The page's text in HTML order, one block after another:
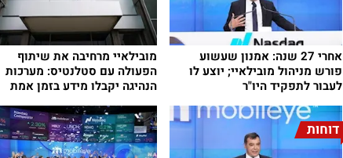
אחרי 27 שנה: אמנון שעשוע
פורש מניהול מובילאיי; יוצע לו
לעבור לתפקיד היו"ר
מובילאיי מרחיבה את שיתוף
הפעולה עם סטלנטיס: מערכות
הנהיגה יקבלו מידע בזמן אמת
מהענן
דוחות